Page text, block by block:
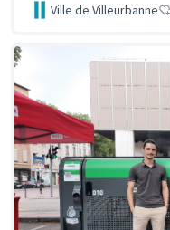
Ville de Villeurbanne